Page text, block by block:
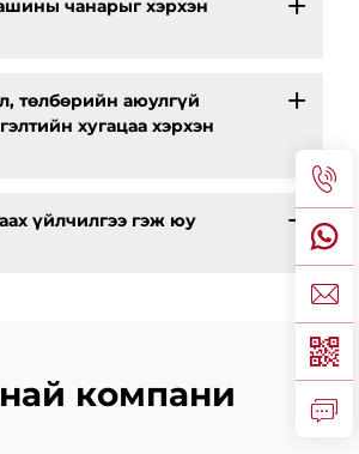
чанарыг хэрхэн
төлбөрийн аюулгүй
хугацаа хэрхэн
үйлчилгээ гэж юу
компани